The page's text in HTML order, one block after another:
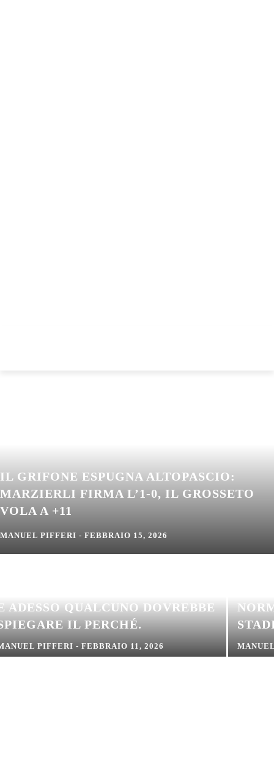
IL GRIFONE ESPUGNA ALTOPASCIO:
MARZIERLI FIRMA L’1-0, IL GROSSETO
VOLA A +11
MANUEL PIFFERI - FEBBRAIO 15, 2026
ADESSO QUALCUNO DOVREBBE
IL PERCHÉ.
PIFFERI - FEBBRAIO 11, 2026